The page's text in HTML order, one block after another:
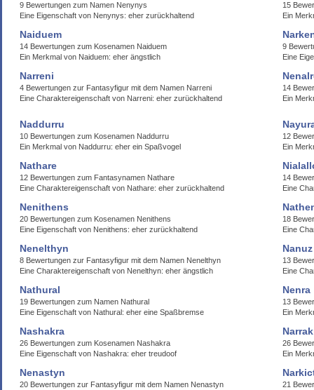
9 Bewertungen zum Namen Nenynys
Eine Eigenschaft von Nenynys: eher zurückhaltend
15
Ein
Naiduem
14 Bewertungen zum Kosenamen Naiduem
Ein Merkmal von Naiduem: eher ängstlich
9
Eine
Narreni
4 Bewertungen zur Fantasyfigur mit dem Namen Narreni
Eine Charaktereigenschaft von Narreni: eher zurückhaltend
14
Ein
Naddurru
10 Bewertungen zum Kosenamen Naddurru
Ein Merkmal von Naddurru: eher ein Spaßvogel
12
Ein
Nathare
12 Bewertungen zum Fantasynamen Nathare
Eine Charaktereigenschaft von Nathare: eher zurückhaltend
14
Eine
Nenithens
20 Bewertungen zum Kosenamen Nenithens
Eine Eigenschaft von Nenithens: eher zurückhaltend
18
Eine
Nenelthyn
8 Bewertungen zur Fantasyfigur mit dem Namen Nenelthyn
Eine Charaktereigenschaft von Nenelthyn: eher ängstlich
Nanuz
13
Eine
Nathural
19 Bewertungen zum Namen Nathural
Eine Eigenschaft von Nathural: eher eine Spaßbremse
Nenra
13
Ein
Nashakra
26 Bewertungen zum Kosenamen Nashakra
Eine Eigenschaft von Nashakra: eher treudoof
26
Ein
Nenastyn
20 Bewertungen zur Fantasyfigur mit dem Namen Nenastyn
21